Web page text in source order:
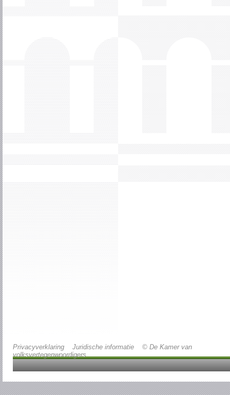
Privacyverklaring Juridische informatie
© De Kamer van
volksvertegenwoordigers